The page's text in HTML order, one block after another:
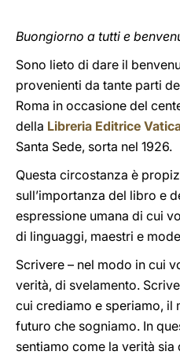
Buongiorno a tutti e
Sono lieto di dare il
provenienti da tante parti
Roma in occasione del
della Libreria Editrice
Santa Sede, sorta nel 1926.
Questa circostanza è
sull’importanza del libro e
espressione umana di cui
di linguaggi, maestri e
Scrivere – nel modo in cui
verità, di svelamento.
cui crediamo e speriamo, il
futuro che sogniamo. In
sentiamo come la verità